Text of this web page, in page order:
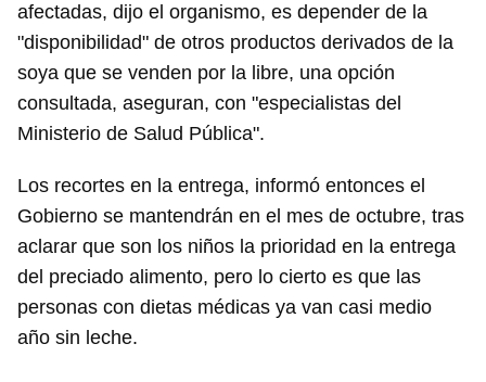
afectadas, dijo el organismo, es depender de la
"disponibilidad" de otros productos derivados de la
soya que se venden por la libre, una opción
consultada, aseguran, con "especialistas del
Ministerio de Salud Pública".
Los recortes en la entrega, informó entonces el
Gobierno se mantendrán en el mes de octubre, tras
aclarar que son los niños la prioridad en la entrega
del preciado alimento, pero lo cierto es que las
personas con dietas médicas ya van casi medio
año sin leche.